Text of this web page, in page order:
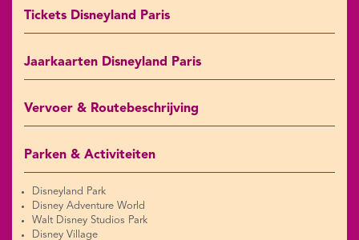
Tickets Disneyland Paris
Jaarkaarten Disneyland Paris
Vervoer & Routebeschrijving
Parken & Activiteiten
Disneyland Park
Disney Adventure World
Walt Disney Studios Park
Disney Village